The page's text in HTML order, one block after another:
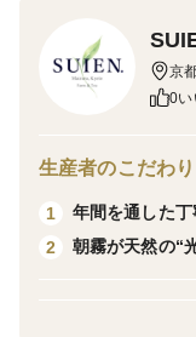
一時間に40gづつ
一番茶が持つ本来
京
0い
生産者のこだわり
1
年間を通した
2
朝霧が天然の“